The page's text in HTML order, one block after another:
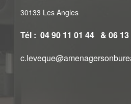
30133 Les Angles
Tél : 04 90 11 01 44 & 06 13